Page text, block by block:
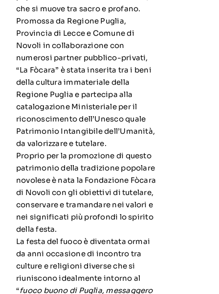
che si muove tra sacro e profano.
Promossa da Regione Puglia,
Provincia di Lecce e Comune di
Novoli in collaborazione con
numerosi partner pubblico-privati,
“La Fòcara” è stata inserita tra i beni
della cultura immateriale della
Regione Puglia e partecipa alla
catalogazione Ministeriale per il
riconoscimento dell’Unesco quale
Patrimonio Intangibile dell’Umanità,
da valorizzare e tutelare.
Proprio per la promozione di questo
patrimonio della tradizione popolare
novolese è nata la Fondazione Fòcara
di Novoli con gli obiettivi di tutelare,
conservare e tramandare nei valori e
nei significati più profondi lo spirito
della festa.
La festa del fuoco è diventata ormai
da anni occasione di incontro tra
culture e religioni diverse che si
riuniscono idealmente intorno al
“fuoco buono di Puglia, messaggero